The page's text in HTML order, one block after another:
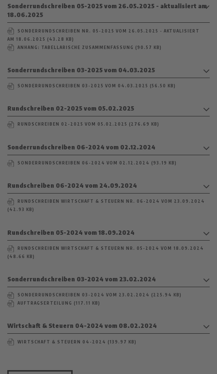
Sonderrundschreiben 05-2025 vom 26.05.2025 - aktualisiert am
18.06.2025
SONDERRUNDSCHREIBEN NR. 05-2025 VOM 26.05.2025 - AKTUALISIERT
AM 18.06.2025 (43.28 KB)
ANHANG: TABELLARISCHE ZUSAMMENFASSUNG (90.57 KB)
Sonderrundschreiben 03-2025 vom 04.03.2025
SONDERRUNDSCHREIBEN 03-2025 VOM 04.03.2025 (56.50 KB)
Rundschreiben 02-2025 vom 05.02.2025
RUNDSCHREIBEN 02-2025 VOM 05.02.2025 (276.69 KB)
Sonderrundschreiben 06-2024 vom 02.12.2024
SONDERRUNDSCHREIBEN 06-2024 VOM 02.12.2024 (93.19 KB)
Rundschreiben 06-2024 vom 24.09.2024
RUNDSCHREIBEN WIRTSCHAFT & STEUERN NR. 06-2024 VOM 23.09.2024
(42.93 KB)
Rundschreiben 05-2024 vom 18.09.2024
RUNDSCHREIBEN WIRTSCHAFT & STEUERN NR. 05-2024 VOM 18.09.2024
(48.66 KB)
Sonderrundschreiben 03-2024 vom 23.02.2024
SONDERRUNDSCHREIBEN 03-2024 VOM 23.02.2024 (225.94 KB)
AUFTRAGSERTEILUNG (117.11 KB)
Wirtschaft & Steuern 04-2024 vom 08.02.2024
WIRTSCHAFT & STEUERN 04-2024 (139.97 KB)